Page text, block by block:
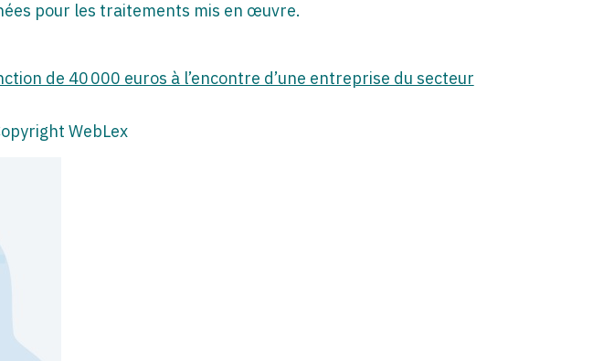
pour les traitements mis en œuvre.
de 40 000 euros à l’encontre d’une entreprise du secteur
WebLex